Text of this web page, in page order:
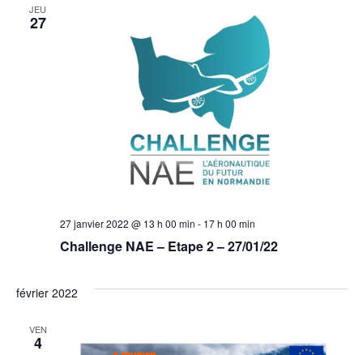
JEU
27
Challenge NAE – Etape 2 – 27/01/22
27 janvier 2022 @ 13 h 00 min - 17 h 00 min
février 2022
VEN
4